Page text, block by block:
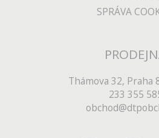
SPRÁVA
Thámova 32, Praha
233 355